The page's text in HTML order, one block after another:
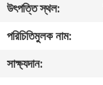
আমাদের
সম্পর্কে
উৎপত্তি স্থল:
পরিচিতিমুলক নাম:
সাক্ষ্যদান: